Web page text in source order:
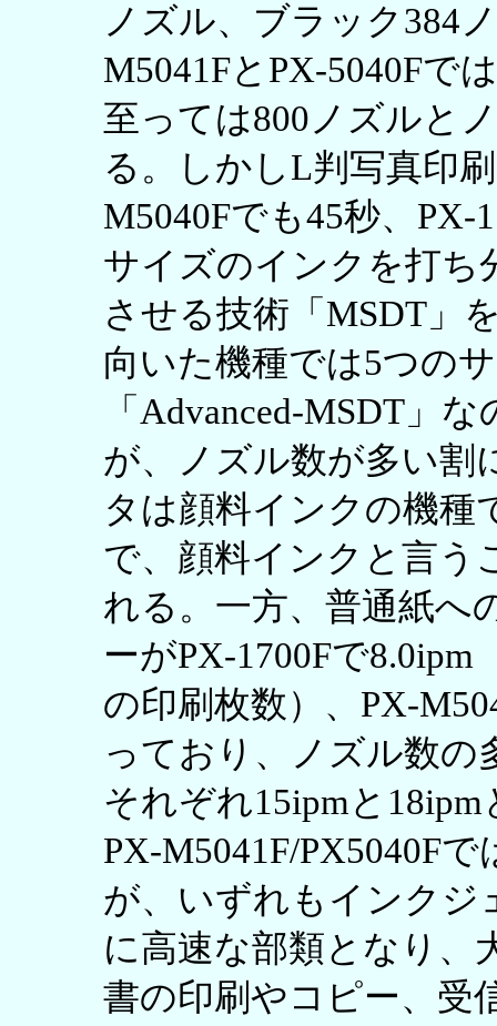
ノズル、ブラック384
M5041FとPX-5040Fで
至っては800ノズルと
る。しかしL判写真印
M5040Fでも45秒、PX-
サイズのインクを打ち
させる技術「MSDT」
向いた機種では5つの
「Advanced-MSDT」
が、ノズル数が多い割
タは顔料インクの機種
で、顔料インクと言う
れる。一方、普通紙へ
ーがPX-1700Fで8.0ipm
の印刷枚数）、PX-
っており、ノズル数の
それぞれ15ipmと
PX-M5041F/PX5040F
が、いずれもインクジ
に高速な部類となり、
書の印刷やコピー、受